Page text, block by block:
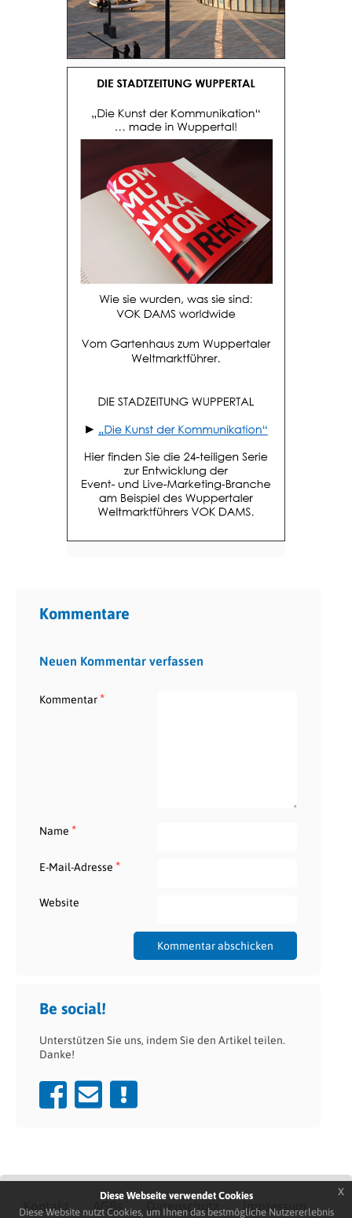
Kommentare
Neuen Kommentar verfassen
Kommentar*
Name *
E-Mail-Adresse *
Website
Be social!
Unterstützen Sie uns, indem Sie den Artikel teilen.
Danke!
Kontakt AGBs Datenschutz Impressum
Diese Webseite verwendet Cookies
Diese Website nutzt Cookies, um Ihnen das bestmögliche Nutzererlebnis
x